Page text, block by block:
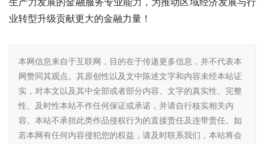
业转型升级贡献更大的金融力量！
本网信息来自于互联网，目的在于传递更多信息，并不代表本
网赞同其观点。其原创性以及文中陈述文字和内容未经本站证
实，对本文以及其中全部或者部分内容、文字的真实性、完整
性、及时性本站不作任何保证或承诺，并请自行核实相关内
容。本站不承担此类作品侵权行为的直接责任及连带责任。如
若本网有任何内容侵犯您的权益，请及时联系我们，本站将会